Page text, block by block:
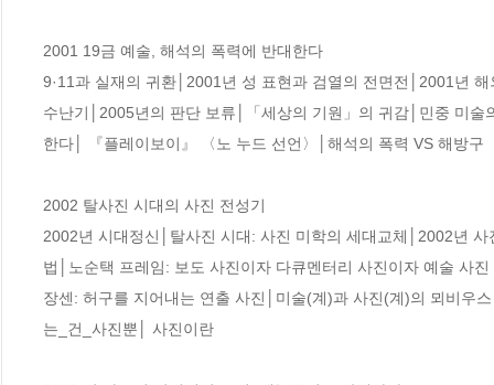
2001 19금 예술, 해석의 폭력에 반대한다
9·11과 실재의 귀환│2001년 성 표현과 검열의 전면전│2001년
수난기│2005년의 판단 보류│「세상의 기원」의 귀감│민중 미
한다│ 『플레이보이』 〈노 누드 선언〉│해석의 폭력 VS 해방구
2002 탈사진 시대의 사진 전성기
2002년 시대정신│탈사진 시대: 사진 미학의 세대교체│2002년
법│노순택 프레임: 보도 사진이자 다큐멘터리 사진이자 예술 사
장센: 허구를 지어내는 연출 사진│미술(계)과 사진(계)의 뫼비우
는_건_사진뿐│ 사진이란